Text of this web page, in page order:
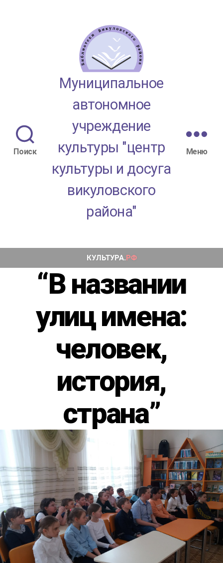
Поиск
МАУК
"ЦКД
района"
Муниципальное
автономное
учреждение
культуры "центр
культуры и досуга
викуловского
района"
Меню
“В названии
улиц имена:
человек,
история,
страна”